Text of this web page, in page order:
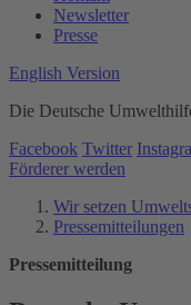
Newsletter
Presse
English Version
Die Deutsche
Facebook Twitter
Förderer werden
Wir setzen
Pressemitteilungen
Pressemitteilung